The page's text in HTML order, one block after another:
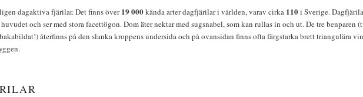
dagaktiva fjärilar. Det finns över19 000kända arter dagfjärilar i världen, varav cirka 110i Sverige.
och ser med stora facettögon. Dom äter nektar med sugsnabel, som kan rullas in och ut. De tre benparen
återfinns på den slanka kroppens undersida och på ovansidan finns ofta färgstarka brett triangulära